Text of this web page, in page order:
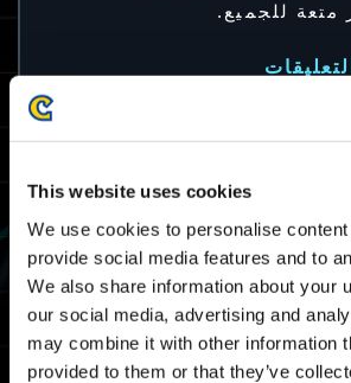
This website uses cookies
We use cookies to personalise
provide social media features and to
We also share information about your
our social media, advertising and
may combine it with other information
provided to them or that they’ve
الرياض – (الأربعاء) 22 مارس 2023 الساعة
في الاختبار التجريبي